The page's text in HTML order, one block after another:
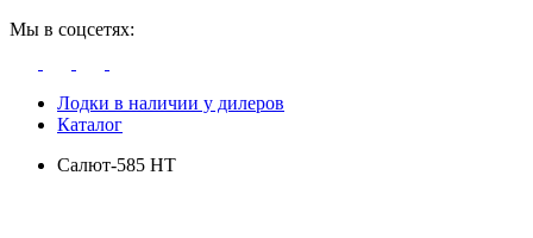
Мы в соцсетях:
Лодки в наличии у дилеров
Каталог
Салют-585 HT